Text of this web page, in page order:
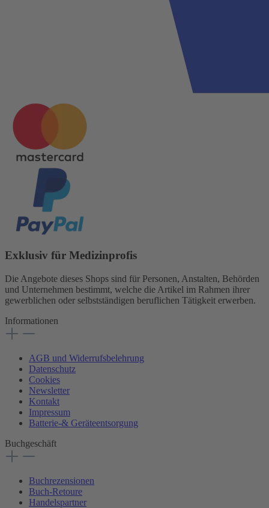
Exklusiv für Medizinprofis
Die Angebote dieses Shops sind für Personen, Anstalten, Behörden
und Unternehmen bestimmt, welche die Artikel im Rahmen ihrer
gewerblichen oder selbstständigen beruflichen Tätigkeit erwerben.
Informationen
AGB und Widerrufsbelehrung
Datenschutz
Cookies
Newsletter
Kontakt
Impressum
Batterie-& Geräteentsorgung
Buchgeschäft
Buchrezensionen
Buch-Retoure
Handelspartner